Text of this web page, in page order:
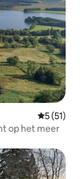
5 (51)
op het meer